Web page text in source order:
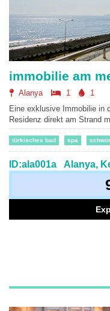
immobilie am
Alanya 1
1
Eine exklusive Immobilie in
Residenz direkt am Strand
türkisches bad spa
ID:ala001a Alanya,